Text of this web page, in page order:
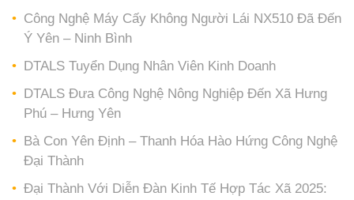
Công Nghệ Máy Cấy Không Người Lái NX510 Đã Đến
Ý Yên – Ninh Bình
DTALS Tuyển Dụng Nhân Viên Kinh Doanh
DTALS Đưa Công Nghệ Nông Nghiệp Đến Xã Hưng
Phú – Hưng Yên
Bà Con Yên Định – Thanh Hóa Hào Hứng Công Nghệ
Đại Thành
Đại Thành Với Diễn Đàn Kinh Tế Hợp Tác Xã 2025: